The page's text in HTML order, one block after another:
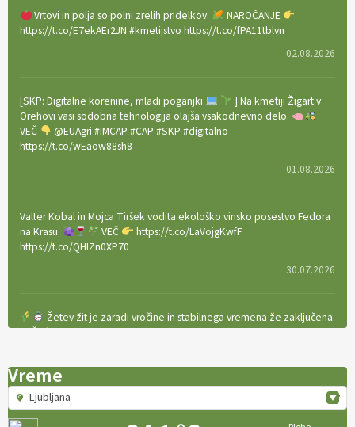
Vrtovi in polja so polni zrelih pridelkov.
NAROČANJE
https://t.co/E7ekAEr2JN #kmetijstvo https://t.co/fPA11tblvn
02.08.2026
[SKP: Digitalne korenine, mladi poganjki
] Na kmetiji Žigart v
Orehovi vasi sodobna tehnologija olajša vsakodnevno delo.
VEČ
@EUAgri #IMCAP #CAP #SKP #digitalno
https://t.co/wEaow88sh8
01.08.2026
Valter Kobal in Mojca Tiršek vodita ekološko vinsko posestvo Fedora
na Krasu.
VEČ
https://t.co/LaVojgKwfF
https://t.co/QHIZn0XP70
30.07.2026
Žetev žit je zaradi vročine in stabilnega vremena že zaključena.
VEČ
https://t.co/bBWaIz6Hhh https://t.co/TtKoOF5ENS
[EKOloško = LOGIČNO
Ameriške borovnice so odlična izbira za
ekološko pridelavo.
Vreme
Ljubljana